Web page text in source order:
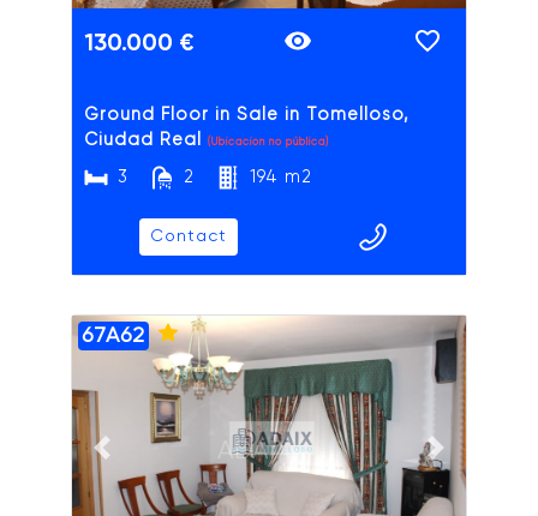
130.000 €
Ground Floor in Sale in Tomelloso,
Ciudad Real
(Ubicación no pública)
3 2 194 m2
Contact
Previous slide Next slide
ADAIX
67A62